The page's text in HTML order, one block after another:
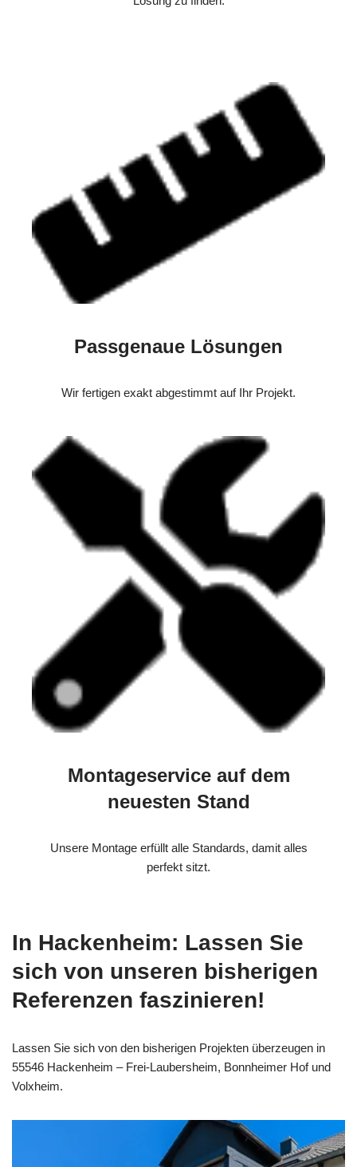
Passgenaue Lösungen
Wir fertigen exakt abgestimmt auf Ihr Projekt.
Montageservice auf dem
neuesten Stand
Unsere Montage erfüllt alle Standards, damit alles
perfekt sitzt.
In Hackenheim: Lassen Sie
sich von unseren bisherigen
Referenzen faszinieren!
Lassen Sie sich von den bisherigen Projekten überzeugen in
55546 Hackenheim – Frei-Laubersheim, Bonnheimer Hof und
Volxheim.